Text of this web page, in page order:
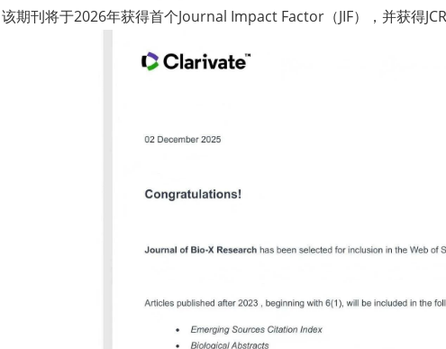
期刊将于2026年获得首个Journal Impact Factor（JIF），并获得JCR